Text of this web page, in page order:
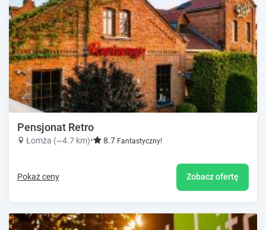
Pensjonat Retro
Łomża (~4.7 km)• 8.7 Fantastyczny!
Pokaż ceny Zobacz ofertę